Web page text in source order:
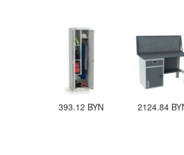
393.12BYN 2124.84BYN